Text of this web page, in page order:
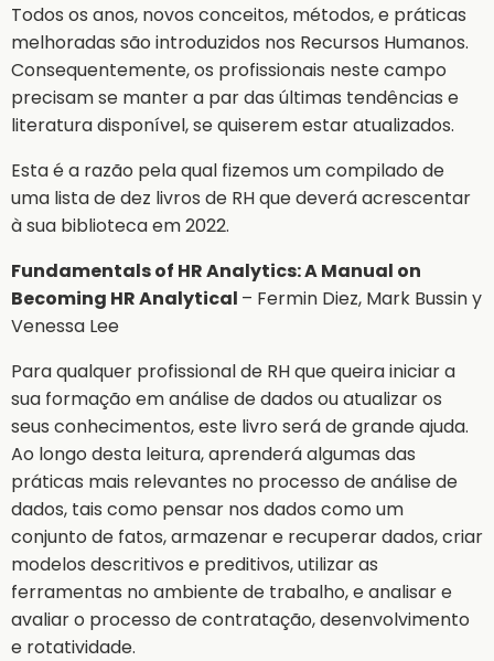
Todos os anos, novos conceitos, métodos, e práticas
melhoradas são introduzidos nos Recursos Humanos.
Consequentemente, os profissionais neste campo
precisam se manter a par das últimas tendências e
literatura disponível, se quiserem estar atualizados.
Esta é a razão pela qual fizemos um compilado de
uma lista de dez livros de RH que deverá acrescentar
à sua biblioteca em 2022.
Fundamentals of HR Analytics: A Manual on
Becoming HR Analytical – Fermin Diez, Mark Bussin y
Venessa Lee
Para qualquer profissional de RH que queira iniciar a
sua formação em análise de dados ou atualizar os
seus conhecimentos, este livro será de grande ajuda.
Ao longo desta leitura, aprenderá algumas das
práticas mais relevantes no processo de análise de
dados, tais como pensar nos dados como um
conjunto de fatos, armazenar e recuperar dados, criar
modelos descritivos e preditivos, utilizar as
ferramentas no ambiente de trabalho, e analisar e
avaliar o processo de contratação, desenvolvimento
e rotatividade.